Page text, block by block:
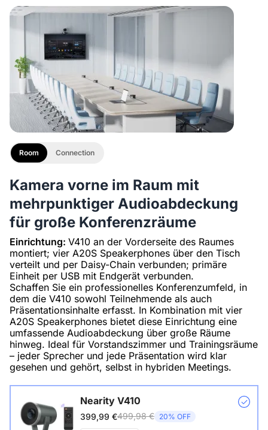
Stativ ST30 mit 1/4"-Schraube und Kälteschuh,
Schwerlaststativ
NearHub Board S86 Pro
8.899,00 €10.469,41 €
Kamera vorne im Raum mit
mehrpunktiger Audioabdeckung
für große Konferenzräume
Einrichtung: V410 an der Vorderseite des Raumes
montiert; vier A20S Speakerphones über den Tisch
verteilt und per Daisy-Chain verbunden; primäre
Einheit per USB mit Endgerät verbunden.
Schaffen Sie ein professionelles Konferenzumfeld, in
dem die V410 sowohl Teilnehmende als auch
Präsentationsinhalte erfasst. In Kombination mit vier
A20S Speakerphones bietet diese Einrichtung eine
umfassende Audioabdeckung über große Räume
hinweg. Ideal für Vorstandszimmer und Trainingsräume
– jeder Sprecher und jede Präsentation wird klar
gesehen und gehört, selbst in hybriden Meetings.
Room Connection
Nearity V410
399,99 €499,98 € 20% OFF